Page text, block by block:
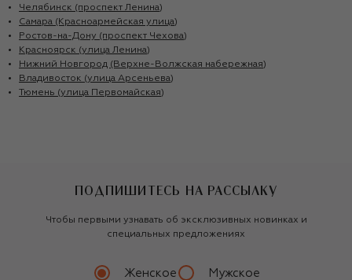
Челябинск (проспект Ленина)
Самара (Красноармейская улица)
Ростов-на-Дону (проспект Чехова)
Красноярск (улица Ленина)
Нижний Новгород (Верхне-Волжская набережная)
Владивосток (улица Арсеньева)
Тюмень (улица Первомайская)
ПОДПИШИТЕСЬ НА РАССЫЛКУ
Чтобы первыми узнавать об эксклюзивных новинках и
специальных предложениях
Женское Мужское